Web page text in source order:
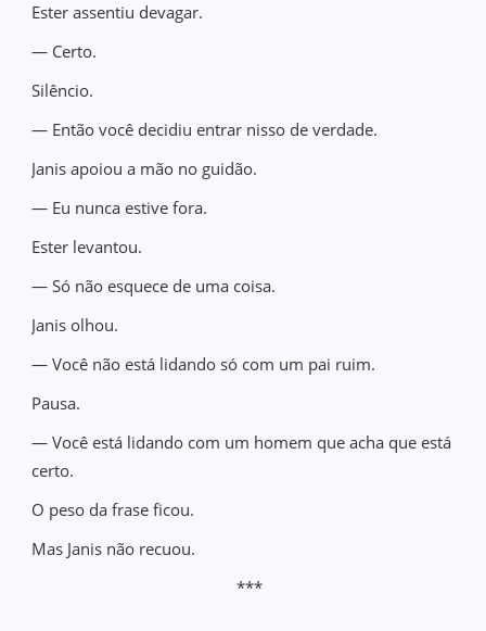
Ester assentiu devagar.
— Certo.
Silêncio.
— Então você decidiu entrar nisso de verdade.
Janis apoiou a mão no guidão.
— Eu nunca estive fora.
Ester levantou.
— Só não esquece de uma coisa.
Janis olhou.
— Você não está lidando só com um pai ruim.
Pausa.
— Você está lidando com um homem que acha que está
certo.
O peso da frase ficou.
Mas Janis não recuou.
***